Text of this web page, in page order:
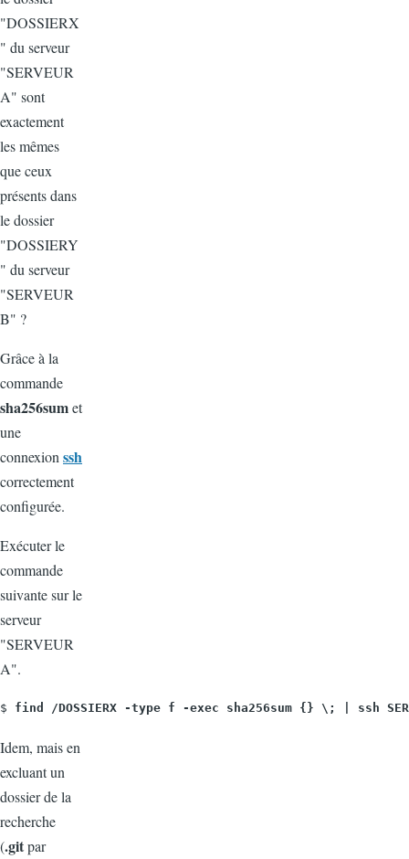
"DOSSIERX
" du serveur
"SERVEUR
A" sont
exactement
les mêmes
que ceux
présents dans
le dossier
"DOSSIERY
" du serveur
"SERVEUR
B" ?
Grâce à la
commande
sha256sumet
une
connexion ssh
correctement
configurée.
Exécuter le
commande
suivante sur le
serveur
"SERVEUR
A".
$ find /DOSSIERX -type f -exec sha256sum {} \; | ssh
Idem, mais en
excluant un
dossier de la
recherche
(.gitpar